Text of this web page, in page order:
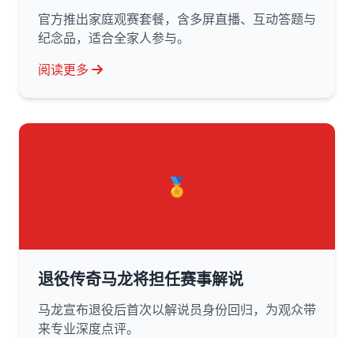
官方推出家庭观赛套餐，含多屏直播、互动答题与
纪念品，适合全家人参与。
阅读更多
🏅
退役传奇马龙将担任赛事解说
马龙宣布退役后首次以解说员身份回归，为观众带
来专业深度点评。